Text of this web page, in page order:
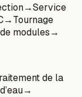
→Service
→Tournage
modules→
de la
→